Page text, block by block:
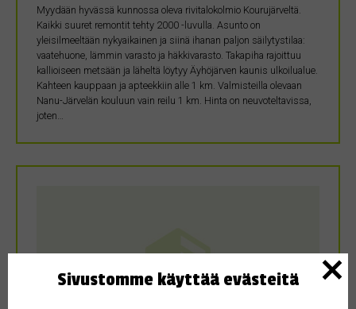
Myydään hyvässä kunnossa oleva rivitalokolmio Kourujärveltä.
Kaikki suuret remontit tehty 2000 -luvulla. Asunto on
yleisilmeeltään nykyaikainen ja siinä ihanan paljon säilytystilaa:
vaatehuone, lämmin varasto ja häkkivarasto. Takapiha rajoittuu
kallioiseen metsään ja läheltä löytyy Äyhöjärven kaunis ulkoilualue.
Kahteen kauppaan ja apteekkiin alle 1 km. Valmisteilla olevaan
Nanu-Järvelän kouluun vain reilu 1 km. Hinta on neuvoteltavissa,
joten…
Sivustomme käyttää evästeitä